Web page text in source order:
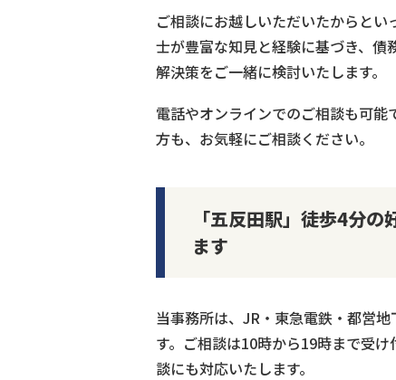
ご相談にお越しいただいたからと
士が豊富な知見と経験に基づき、
解決策をご一緒に検討いたします。
電話やオンラインでのご相談も可
方も、お気軽にご相談ください。
「五反田駅」徒歩4分
ます
当事務所は、JR・東急電鉄・都営
す。ご相談は10時から19時まで受
談にも対応いたします。